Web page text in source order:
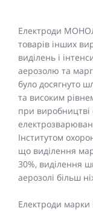
Електроди
товарів інших
виділень і
аерозолю та
було досягнуто
та високим
при виробництві
Інститутом
що виділення
30%, виділення
аерозолі більш
Електроди